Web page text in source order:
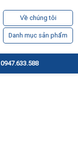
Về chúng tôi
Danh mục sản phẩm
0947.633.588